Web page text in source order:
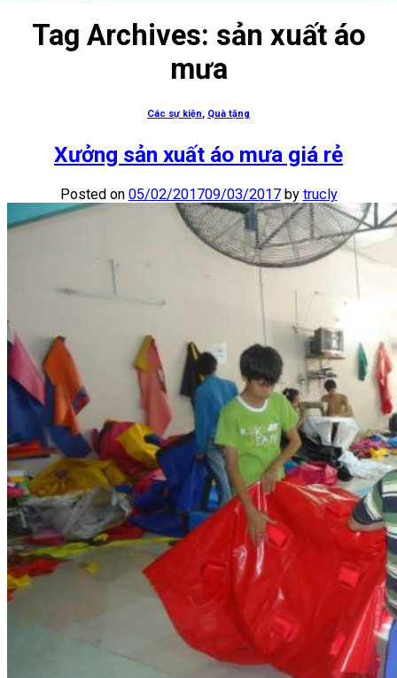
Tag Archives: sản xuất áo
mưa
Các sự kiện, Quà tặng
Xưởng sản xuất áo mưa giá rẻ
Posted on 05/02/201709/03/2017by trucly